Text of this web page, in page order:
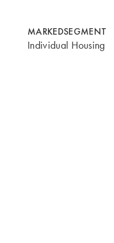
MARKEDSEGMENT
Individual Housing